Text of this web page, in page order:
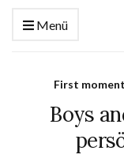
Menü
First
Boys